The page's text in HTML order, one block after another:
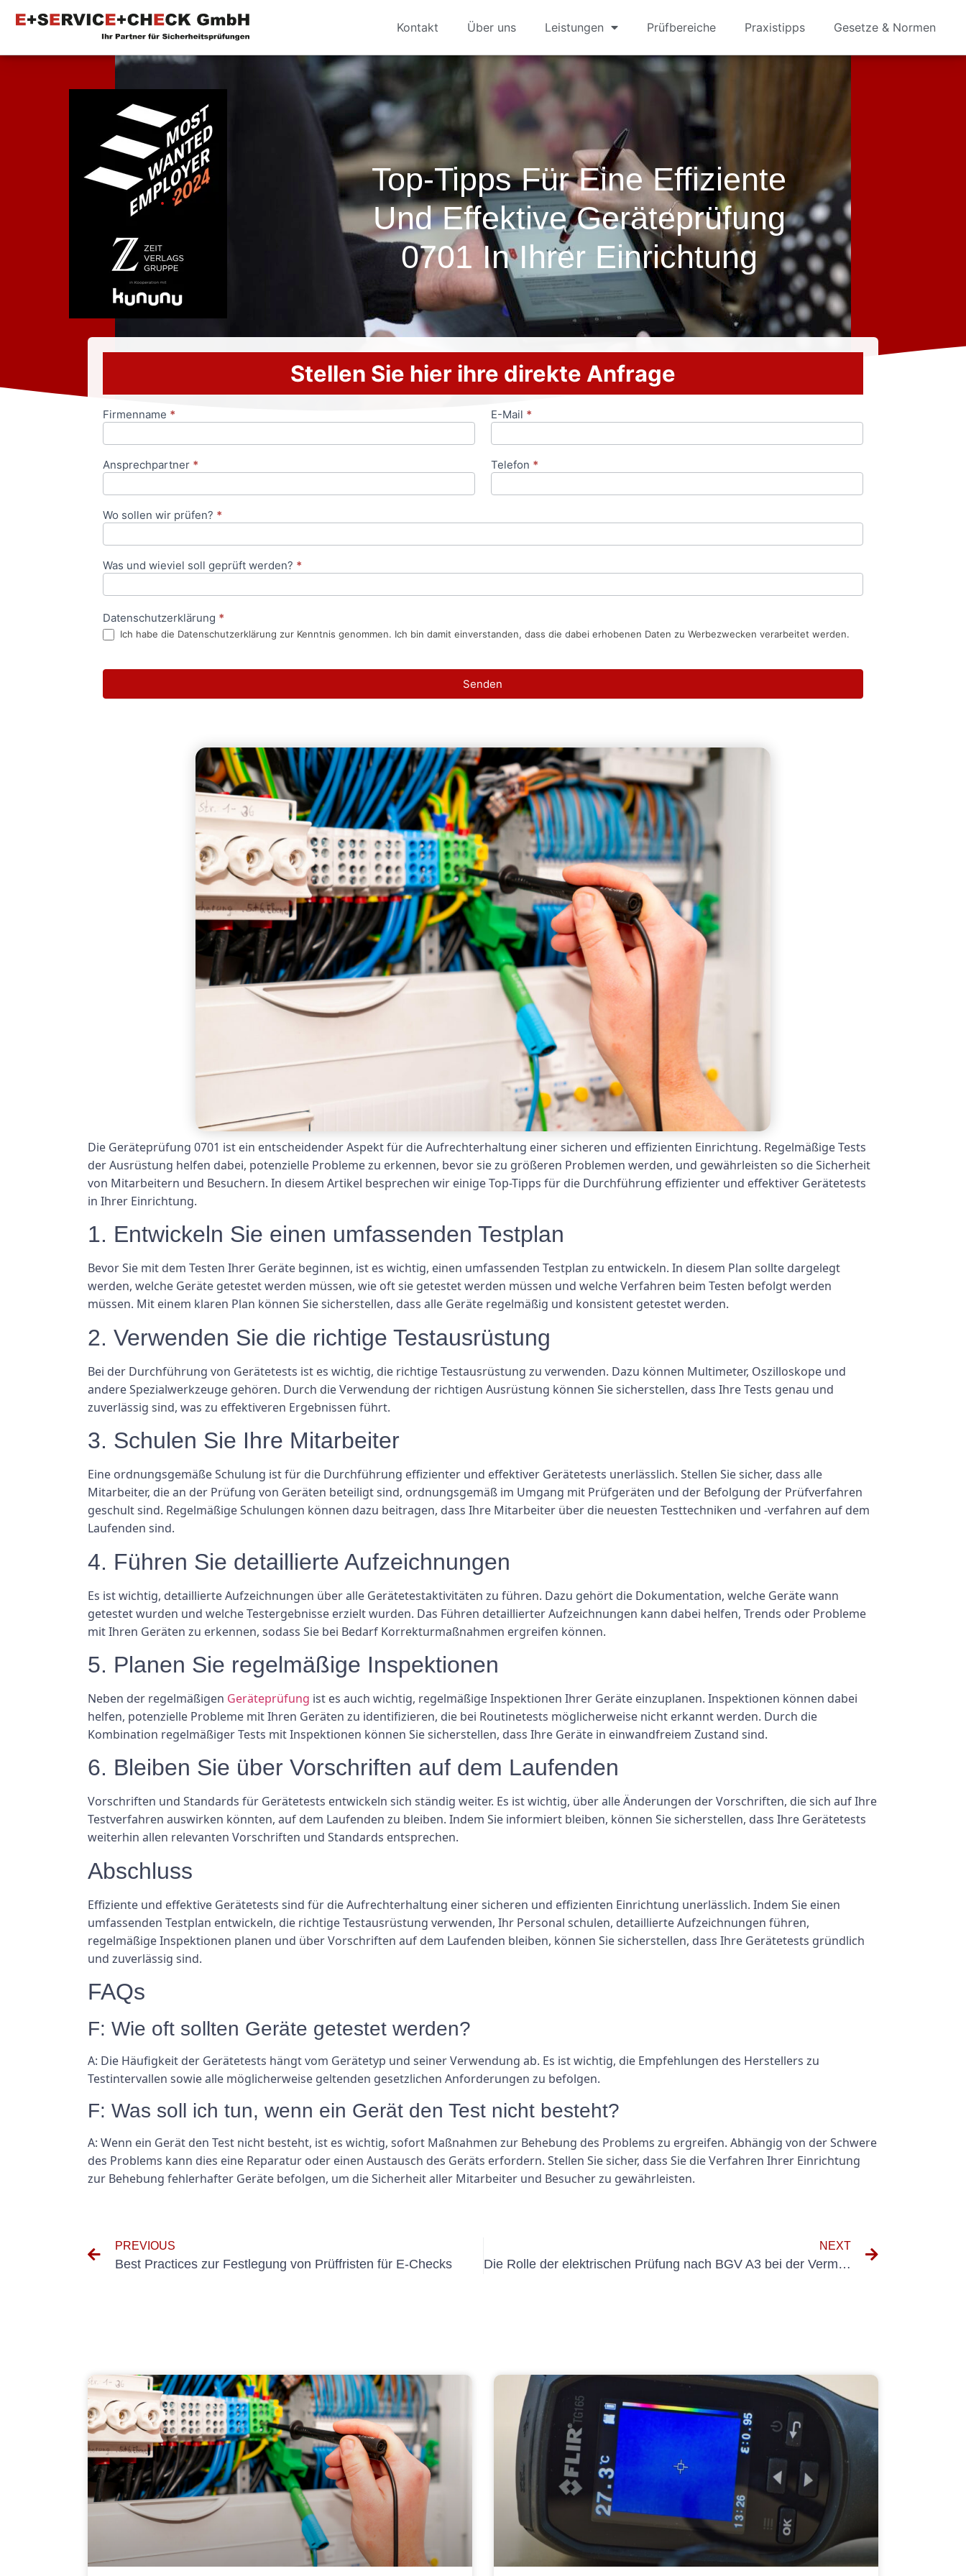
Kontakt Über uns Leistungen Prüfbereiche Praxistipps Gesetze & Normen
Top-Tipps Für Eine Effiziente
Und Effektive Geräteprüfung
0701 In Ihrer Einrichtung
Stellen Sie hier ihre direkte Anfrage
Anfrageformular
Firmenname * E-Mail *
Ansprechpartner * Telefon *
Wo sollen wir prüfen? *
Was und wieviel soll geprüft werden? *
Datenschutzerklärung *
Ich habe die Datenschutzerklärung zur Kenntnis genommen. Ich bin damit einverstanden, dass die dabei erhobenen Daten zu Werbezwecken verarbeitet werden.
Senden
Die Geräteprüfung 0701 ist ein entscheidender Aspekt für die Aufrechterhaltung einer sicheren und effizienten Einrichtung. Regelmäßige Tests
der Ausrüstung helfen dabei, potenzielle Probleme zu erkennen, bevor sie zu größeren Problemen werden, und gewährleisten so die Sicherheit
von Mitarbeitern und Besuchern. In diesem Artikel besprechen wir einige Top-Tipps für die Durchführung effizienter und effektiver Gerätetests
in Ihrer Einrichtung.
1. Entwickeln Sie einen umfassenden Testplan
Bevor Sie mit dem Testen Ihrer Geräte beginnen, ist es wichtig, einen umfassenden Testplan zu entwickeln. In diesem Plan sollte dargelegt
werden, welche Geräte getestet werden müssen, wie oft sie getestet werden müssen und welche Verfahren beim Testen befolgt werden
müssen. Mit einem klaren Plan können Sie sicherstellen, dass alle Geräte regelmäßig und konsistent getestet werden.
2. Verwenden Sie die richtige Testausrüstung
Bei der Durchführung von Gerätetests ist es wichtig, die richtige Testausrüstung zu verwenden. Dazu können Multimeter, Oszilloskope und
andere Spezialwerkzeuge gehören. Durch die Verwendung der richtigen Ausrüstung können Sie sicherstellen, dass Ihre Tests genau und
zuverlässig sind, was zu effektiveren Ergebnissen führt.
3. Schulen Sie Ihre Mitarbeiter
Eine ordnungsgemäße Schulung ist für die Durchführung effizienter und effektiver Gerätetests unerlässlich. Stellen Sie sicher, dass alle
Mitarbeiter, die an der Prüfung von Geräten beteiligt sind, ordnungsgemäß im Umgang mit Prüfgeräten und der Befolgung der Prüfverfahren
geschult sind. Regelmäßige Schulungen können dazu beitragen, dass Ihre Mitarbeiter über die neuesten Testtechniken und -verfahren auf dem
Laufenden sind.
4. Führen Sie detaillierte Aufzeichnungen
Es ist wichtig, detaillierte Aufzeichnungen über alle Gerätetestaktivitäten zu führen. Dazu gehört die Dokumentation, welche Geräte wann
getestet wurden und welche Testergebnisse erzielt wurden. Das Führen detaillierter Aufzeichnungen kann dabei helfen, Trends oder Probleme
mit Ihren Geräten zu erkennen, sodass Sie bei Bedarf Korrekturmaßnahmen ergreifen können.
5. Planen Sie regelmäßige Inspektionen
Neben der regelmäßigen Geräteprüfung ist es auch wichtig, regelmäßige Inspektionen Ihrer Geräte einzuplanen. Inspektionen können dabei
helfen, potenzielle Probleme mit Ihren Geräten zu identifizieren, die bei Routinetests möglicherweise nicht erkannt werden. Durch die
Kombination regelmäßiger Tests mit Inspektionen können Sie sicherstellen, dass Ihre Geräte in einwandfreiem Zustand sind.
6. Bleiben Sie über Vorschriften auf dem Laufenden
Vorschriften und Standards für Gerätetests entwickeln sich ständig weiter. Es ist wichtig, über alle Änderungen der Vorschriften, die sich auf Ihre
Testverfahren auswirken könnten, auf dem Laufenden zu bleiben. Indem Sie informiert bleiben, können Sie sicherstellen, dass Ihre Gerätetests
weiterhin allen relevanten Vorschriften und Standards entsprechen.
Abschluss
Effiziente und effektive Gerätetests sind für die Aufrechterhaltung einer sicheren und effizienten Einrichtung unerlässlich. Indem Sie einen
umfassenden Testplan entwickeln, die richtige Testausrüstung verwenden, Ihr Personal schulen, detaillierte Aufzeichnungen führen,
regelmäßige Inspektionen planen und über Vorschriften auf dem Laufenden bleiben, können Sie sicherstellen, dass Ihre Gerätetests gründlich
und zuverlässig sind.
FAQs
F: Wie oft sollten Geräte getestet werden?
A: Die Häufigkeit der Gerätetests hängt vom Gerätetyp und seiner Verwendung ab. Es ist wichtig, die Empfehlungen des Herstellers zu
Testintervallen sowie alle möglicherweise geltenden gesetzlichen Anforderungen zu befolgen.
F: Was soll ich tun, wenn ein Gerät den Test nicht besteht?
A: Wenn ein Gerät den Test nicht besteht, ist es wichtig, sofort Maßnahmen zur Behebung des Problems zu ergreifen. Abhängig von der Schwere
des Problems kann dies eine Reparatur oder einen Austausch des Geräts erfordern. Stellen Sie sicher, dass Sie die Verfahren Ihrer Einrichtung
zur Behebung fehlerhafter Geräte befolgen, um die Sicherheit aller Mitarbeiter und Besucher zu gewährleisten.
PREVIOUS
Best Practices zur Festlegung von Prüffristen für E-Checks
NEXT
Die Rolle der elektrischen Prüfung nach BGV A3 bei der Vermeidung von Arbeitsunfällen